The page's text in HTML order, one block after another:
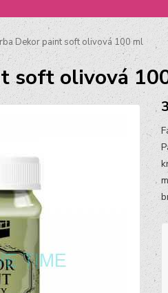
Dekor paint soft olivová 100 ml
soft olivová